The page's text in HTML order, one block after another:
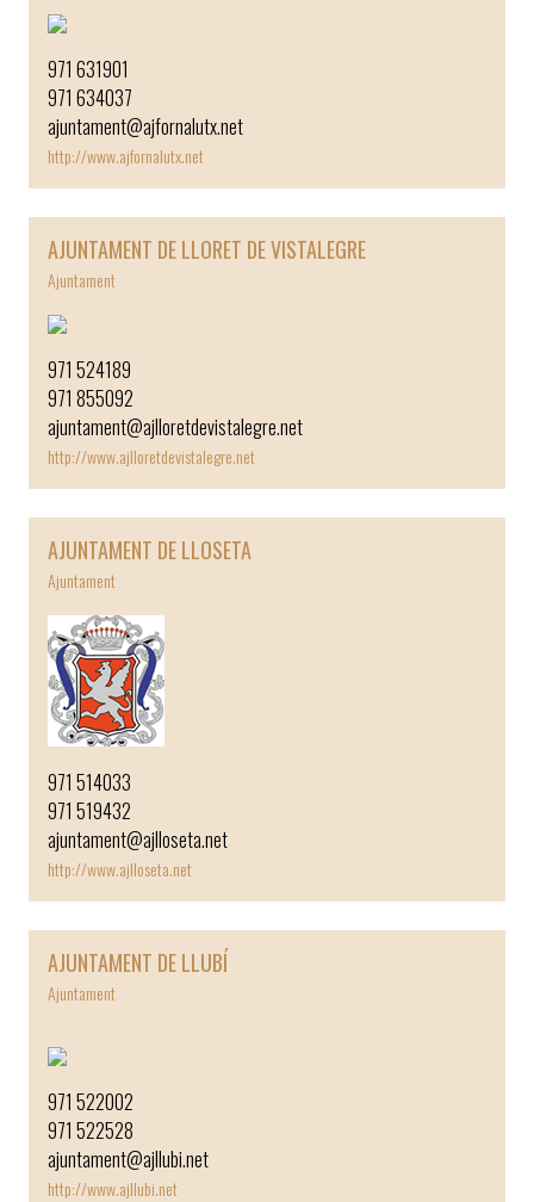
971 631901
971 634037
ajuntament@ajfornalutx.net
http://www.ajfornalutx.net
AJUNTAMENT DE LLORET DE VISTALEGRE
Ajuntament
971 524189
971 855092
ajuntament@ajlloretdevistalegre.net
http://www.ajlloretdevistalegre.net
AJUNTAMENT DE LLOSETA
Ajuntament
971 514033
971 519432
ajuntament@ajlloseta.net
http://www.ajlloseta.net
AJUNTAMENT DE LLUBÍ
Ajuntament
971 522002
971 522528
ajuntament@ajllubi.net
http://www.ajllubi.net